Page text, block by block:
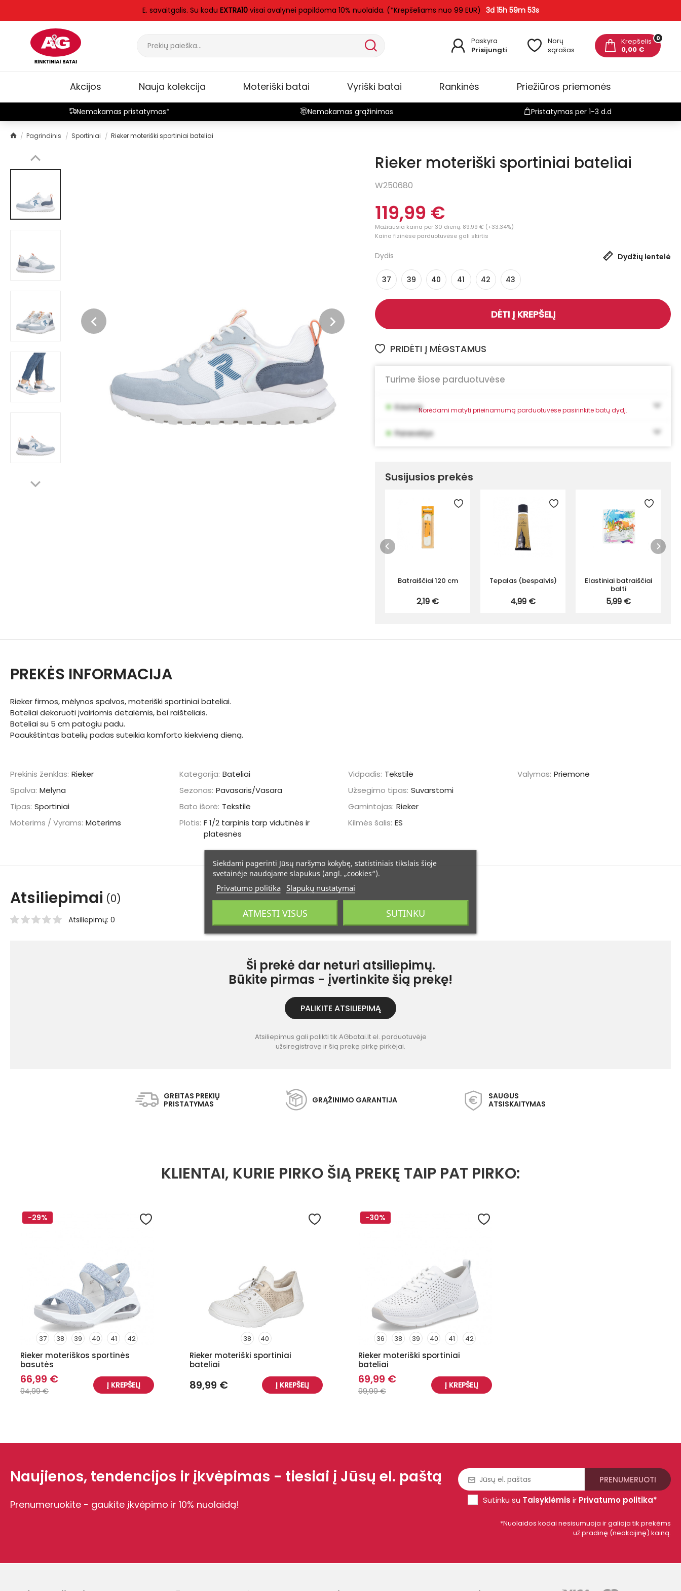
E. savaitgalis. Su kodu EXTRA10visai avalynei papildoma 10% nuolaida. (*Krepšeliams nuo 99 EUR) 3d 15h 59m 52s
Paskyra
Prisijungti
Norų
sąrašas
0
Krepšelis
0,00 €
Akcijos Nauja kolekcija Moteriški batai Vyriški batai Rankinės Priežiūros priemonės
Nemokamas pristatymas* Nemokamas grąžinimas Pristatymas per 1-3 d.d
Pagrindinis Sportiniai Rieker moteriški sportiniai bateliai
Rieker moteriški sportiniai bateliai
W250680
119,99 €
Mažiausia kaina per 30 dienų: 89.99 € (+33.34%)
Kaina fizinėse parduotuvėse gali skirtis
Dydis Dydžių lentelė
37 39 40 41 42 43
DĖTI Į KREPŠELĮ
PRIDĖTI Į MĖGSTAMUS
Turime šiose parduotuvėse
Norėdami matyti prieinamumą parduotuvėse pasirinkite batų dydį.
• Kaunas
• Panevėžys
Susijusios prekės
Batraiščiai 120 cm
2,19 €
Tepalas (bespalvis)
4,99 €
Elastiniai batraiščiai
balti
5,99 €
PREKĖS INFORMACIJA
Rieker firmos, mėlynos spalvos, moteriški sportiniai bateliai.
Bateliai dekoruoti įvairiomis detalėmis, bei raišteliais.
Bateliai su 5 cm patogiu padu.
Paaukštintas batelių padas suteikia komforto kiekvieną dieną.
Prekinis ženklas: Rieker
Spalva: Mėlyna
Tipas: Sportiniai
Moterims / Vyrams: Moterims
Kategorija: Bateliai
Sezonas: Pavasaris/Vasara
Bato išorė: Tekstilė
Plotis: F 1/2 tarpinis tarp vidutinės ir
platesnės
Vidpadis: Tekstilė
Užsegimo tipas: Suvarstomi
Gamintojas: Rieker
Kilmės šalis: ES
Valymas: Priemonė
Atsiliepimai (0)
Atsiliepimų: 0
Ši prekė dar neturi atsiliepimų.
Būkite pirmas - įvertinkite šią prekę!
PALIKITE ATSILIEPIMĄ
Atsiliepimus gali palikti tik AGbatai.lt el. parduotuvėje
užsiregistravę ir šią prekę pirkę pirkėjai.
GREITAS PREKIŲ
PRISTATYMAS
GRĄŽINIMO GARANTIJA
SAUGUS
ATSISKAITYMAS
KLIENTAI, KURIE PIRKO ŠIĄ PREKĘ TAIP PAT PIRKO:
-29%
37 38 39 40 41 42
Rieker moteriškos sportinės
basutės
66,99 €
94,99 €
Į KREPŠELĮ
38 40
Rieker moteriški sportiniai
bateliai
89,99 € Į KREPŠELĮ
-30%
36 38 39 40 41 42
Rieker moteriški sportiniai
bateliai
69,99 €
99,99 €
Į KREPŠELĮ
Naujienos, tendencijos ir įkvėpimas - tiesiai į Jūsų el. paštą
Prenumeruokite - gaukite įkvėpimo ir 10% nuolaidą! Sutinku su Taisyklėmis ir Privatumo politika*
*Nuolaidos kodai nesisumuoja ir galioja tik prekėms
už pradinę (neakcijinę) kainą.
Siekdami pagerinti Jūsų naršymo kokybę, statistiniais tikslais šioje
svetainėje naudojame slapukus (angl. „cookies“).
Privatumo politika Slapukų nustatymai
ATMESTI VISUS SUTINKU